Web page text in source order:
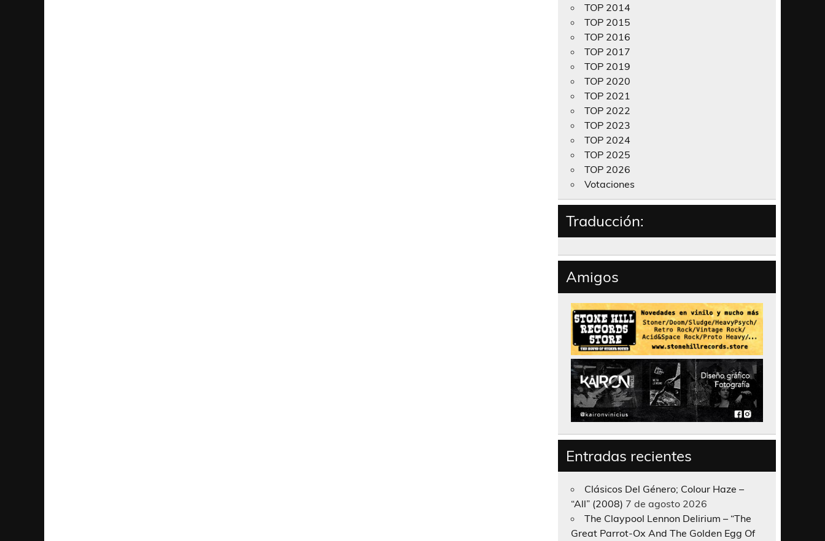
TOP 2014
TOP 2015
TOP 2016
TOP 2017
TOP 2019
TOP 2020
TOP 2021
TOP 2022
TOP 2023
TOP 2024
TOP 2025
TOP 2026
Votaciones
Traducción:
Amigos
Entradas recientes
Clásicos Del Género; Colour Haze –
“All” (2008) 7 de agosto 2026
The Claypool Lennon Delirium – “The
Great Parrot-Ox And The Golden Egg Of